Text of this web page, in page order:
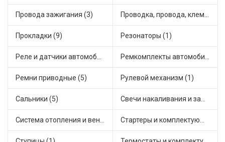
Провода зажигания (3) Проводка, провода, клеммы и разъемы (4)
Прокладки (9) Резонаторы (1)
Реле и датчики автомобильные (7) Ремкомплекты автомобильные (13)
Ремни приводные (5) Рулевой механизм (1)
Сальники (5) Свечи накаливания и зажигания (1)
Система отопления и вентиляции (1) Стартеры и комплектующие (6)